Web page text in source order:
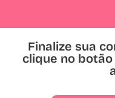
Finalize sua
clique no